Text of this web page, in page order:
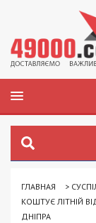
ГЛАВНАЯ >
КОШТУЄ ЛІТНІЙ
ДНІПРА